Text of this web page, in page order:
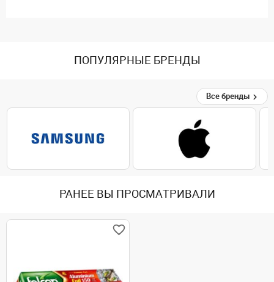
ПОПУЛЯРНЫЕ БРЕНДЫ
Все бренды
РАНЕЕ ВЫ ПРОСМАТРИВАЛИ